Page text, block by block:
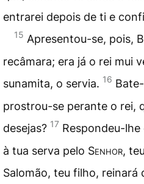
entrarei depois de ti e
15 Apresentou-se, pois,
recâmara; era já o rei mui
sunamita, o servia. 16
prostrou-se perante o rei,
desejas? 17 Respondeu-lhe
à tua serva pelo Senhor,
Salomão, teu filho, reinará